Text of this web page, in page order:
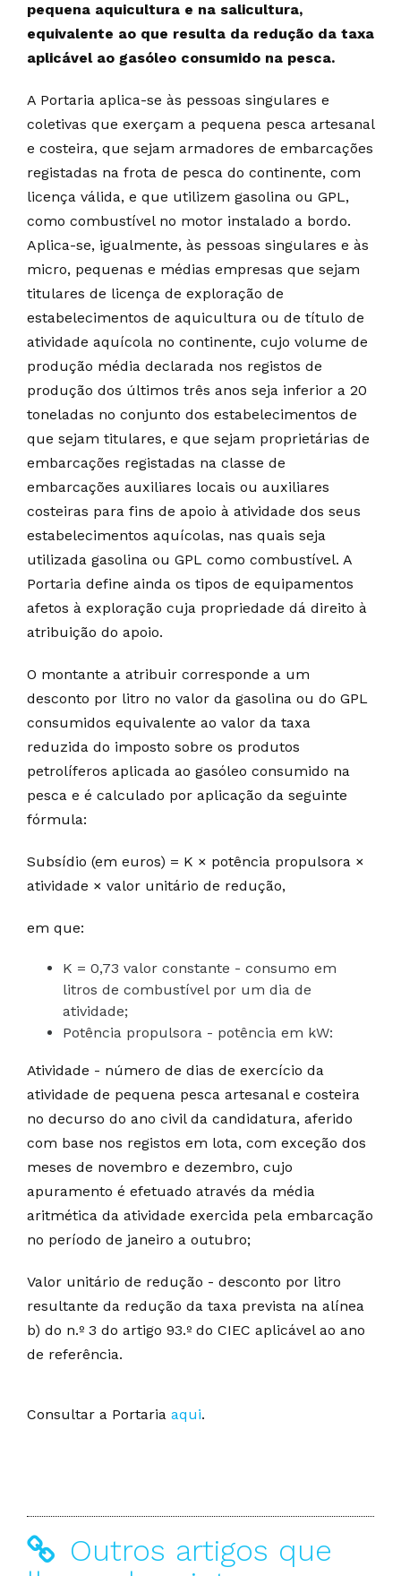
pequena aquicultura e na salicultura,
equivalente ao que resulta da redução da taxa
aplicável ao gasóleo consumido na pesca.
A Portaria aplica-se às pessoas singulares e
coletivas que exerçam a pequena pesca artesanal
e costeira, que sejam armadores de embarcações
registadas na frota de pesca do continente, com
licença válida, e que utilizem gasolina ou GPL,
como combustível no motor instalado a bordo.
Aplica-se, igualmente, às pessoas singulares e às
micro, pequenas e médias empresas que sejam
titulares de licença de exploração de
estabelecimentos de aquicultura ou de título de
atividade aquícola no continente, cujo volume de
produção média declarada nos registos de
produção dos últimos três anos seja inferior a 20
toneladas no conjunto dos estabelecimentos de
que sejam titulares, e que sejam proprietárias de
embarcações registadas na classe de
embarcações auxiliares locais ou auxiliares
costeiras para fins de apoio à atividade dos seus
estabelecimentos aquícolas, nas quais seja
utilizada gasolina ou GPL como combustível. A
Portaria define ainda os tipos de equipamentos
afetos à exploração cuja propriedade dá direito à
atribuição do apoio.
O montante a atribuir corresponde a um
desconto por litro no valor da gasolina ou do GPL
consumidos equivalente ao valor da taxa
reduzida do imposto sobre os produtos
petrolíferos aplicada ao gasóleo consumido na
pesca e é calculado por aplicação da seguinte
fórmula:
Subsídio (em euros) = K × potência propulsora ×
atividade × valor unitário de redução,
em que:
K = 0,73 valor constante - consumo em
litros de combustível por um dia de
atividade;
Potência propulsora - potência em kW:
Atividade - número de dias de exercício da
atividade de pequena pesca artesanal e costeira
no decurso do ano civil da candidatura, aferido
com base nos registos em lota, com exceção dos
meses de novembro e dezembro, cujo
apuramento é efetuado através da média
aritmética da atividade exercida pela embarcação
no período de janeiro a outubro;
Valor unitário de redução - desconto por litro
resultante da redução da taxa prevista na alínea
b) do n.º 3 do artigo 93.º do CIEC aplicável ao ano
de referência.
Consultar a Portaria aqui.
Outros artigos que